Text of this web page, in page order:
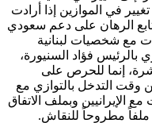
في الموازين إذا أرادت
الرهان على دعم سعودي
مع شخصيات لبنانية
بالرئيس فؤاد السنيورة،
إنما للحرص على
وقت التدخل بالتوازي مع
الإيرانيين وبملف الاتفاق
ملفاً مطروحاً للنقاش.